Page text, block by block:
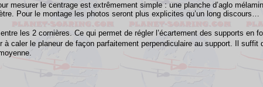
mesurer le centrage est extrêmement simple : une planche d’aglo
Pour le montage les photos seront plus explicites qu’un long discours…
les 2 cornières. Ce qui permet de régler l’écartement des supports en
à caler le planeur de façon parfaitement perpendiculaire au support. Il